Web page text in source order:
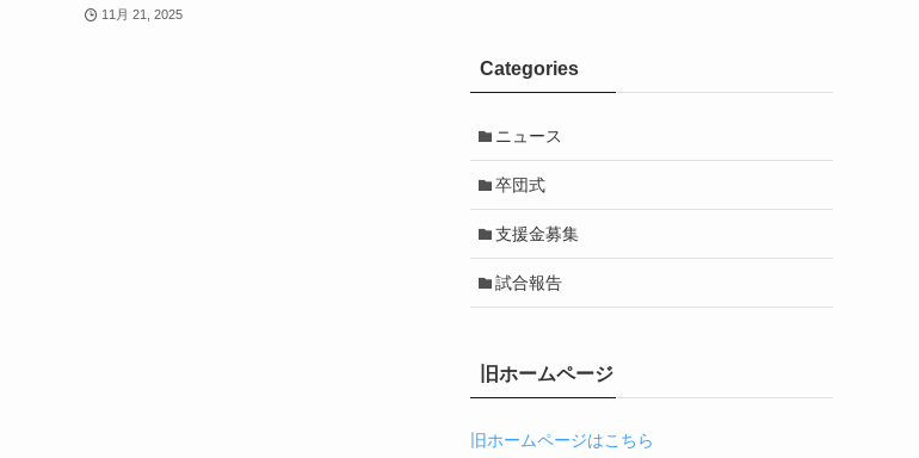
11月 21, 2025
Categories
ニュース
卒団式
支援金募集
試合報告
旧ホームページ
旧ホームページはこちら